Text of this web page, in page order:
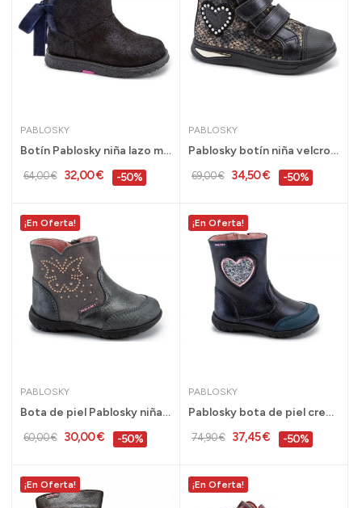
PABLOSKY
Botín Pablosky niña lazo marino tallas 24 al 36...
64,00 € 32,00 € -50%
PABLOSKY
Pablosky botín niña velcro piel negro 28 al 36...
69,00 € 34,50 € -50%
¡En Oferta!
PABLOSKY
Bota de piel Pablosky niña piel gris mariposa...
60,00 € 30,00 € -50%
¡En Oferta!
PABLOSKY
Pablosky bota de piel cremallera niña talla 24...
74,90 € 37,45 € -50%
¡En Oferta! ¡En Oferta!